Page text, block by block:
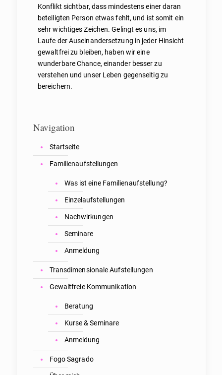
Konflikt sichtbar, dass mindestens einer daran
beteiligten Person etwas fehlt, und ist somit ein
sehr wichtiges Zeichen. Gelingt es uns, im
Laufe der Auseinandersetzung in jeder Hinsicht
gewaltfrei zu bleiben, haben wir eine
wunderbare Chance, einander besser zu
verstehen und unser Leben gegenseitig zu
bereichern.
Navigation
Startseite
Familienaufstellungen
Was ist eine Familienaufstellung?
Einzelaufstellungen
Nachwirkungen
Seminare
Anmeldung
Transdimensionale Aufstellungen
Gewaltfreie Kommunikation
Beratung
Kurse & Seminare
Anmeldung
Fogo Sagrado